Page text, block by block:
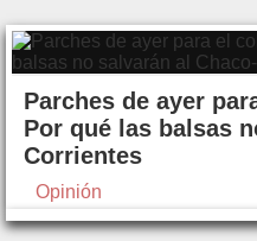
Parches de ayer
Por qué las balsas
Corrientes
Opinión